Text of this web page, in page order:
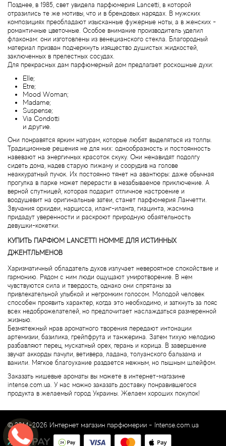
Позднее, в 1985, свет увидела парфюмерия Lancetti, в которой
отразились те же мотивы, что и в брендовых нарядах. В мужских
композициях преобладают изысканные фужерные ноты, а в женских -
романтичные цветочные. Особое внимание производитель уделил
флаконам: они изготовлены из венецианского стекла. Благородный
материал призван подчеркнуть изящество душистых жидкостей,
заключенных в прелестных сосудах.
Для прекрасных дам парфюмерный дом предлагает роскошные духи:
Elle;
Etre;
Mood Woman;
Madame;
Suspense;
Via Condotti
и другие.
Они понравятся ярким натурам, которые любят выделяться из толпы.
Традиционные решения не для них: однообразность и постоянность
навевают на энергичных красоток скуку. Они ненавидят подолгу
сидеть дома, надев старую пижаму и соорудив на голове
неаккуратный пучок. Их постоянно тянет на авантюры: даже обычная
прогулка в парке может перерасти в незабываемое приключение. А
верной спутницей, которая подарит отличное настроение и
воодушевит на оригинальные затеи, станет парфюмерия Ланчетти.
Звучания орхидеи, нарцисса, иланг-иланга, гиацинта, жасмина
придадут уверенности и раскроют природную обаятельность
девушки-кокетки.
КУПИТЬ ПАРФЮМ LANCETTI HOMME ДЛЯ ИСТИННЫХ
ДЖЕНТЛЬМЕНОВ
Харизматичный обладатель духов излучает невероятное спокойствие и
гармонию. Рядом с ним люди ощущают умиротворение. В нем
чувствуются сила и твердость, однако они спрятаны за
привлекательной улыбкой и негромким голосом. Молодой человек
способен проявить характер, когда это необходимо, и заткнуть за пояс
всех недоброжелателей, но предпочитает наслаждаться размеренной
жизнью.
Безмятежный нрав ароматного творения передают интонации
артемизии, базилика, грейпфрута и танжерина. Затем тихую мелодию
разбавляют перец, мускатный орех, герань и корица. В завершение
звучат аккорды пачули, ветивера, ладана, толуанского бальзама и
ванили. Мягкое благоухание раздается нежным, но пышным шлейфом.
Заказать нишевые ароматы вы можете в интернет-магазине
intense.com.ua. У нас можно заказать доставку понравившегося
продукта в желаемый город Украины. Желаем хороших покупок!
© 2014-2026 Интернет магазин парфюмерии - Intense.com.ua
Agonist
Aigner
Aj Arabia (Widian)
Ajmal
Al Haramain
Al Jazeera
Alaia Paris
Alexander McQueen
Alexandre Barthet
Alexandre J
Alfred Dunhill
Alyson Oldoini
Alyssa Ashley
American Crew
Amouage
Amouroud
Andre L'Arom